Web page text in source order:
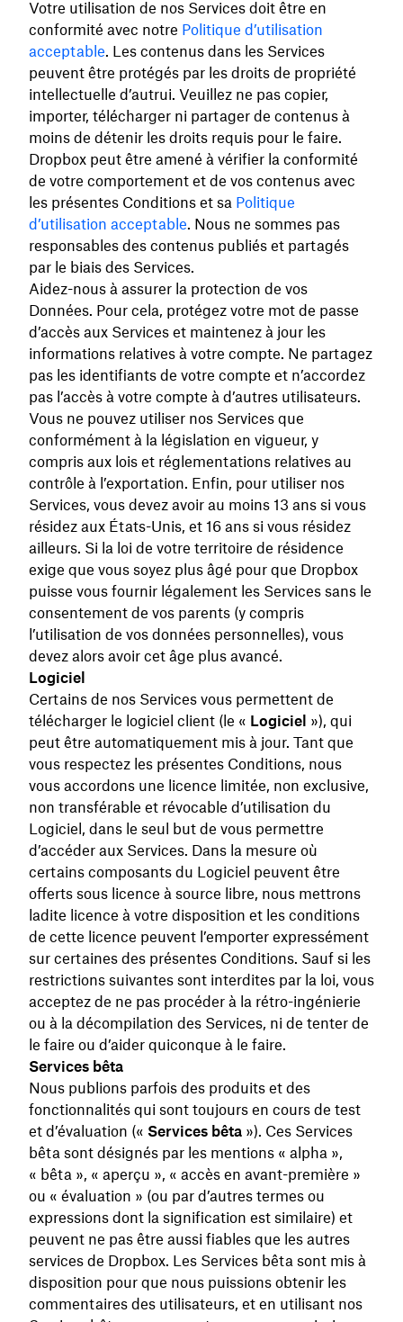
Votre utilisation de nos Services doit être en
conformité avec notre Politique d’utilisation
acceptable. Les contenus dans les Services
peuvent être protégés par les droits de propriété
intellectuelle d’autrui. Veuillez ne pas copier,
importer, télécharger ni partager de contenus à
moins de détenir les droits requis pour le faire.
Dropbox peut être amené à vérifier la conformité
de votre comportement et de vos contenus avec
les présentes Conditions et sa Politique
d’utilisation acceptable. Nous ne sommes pas
responsables des contenus publiés et partagés
par le biais des Services.
Aidez-nous à assurer la protection de vos
Données. Pour cela, protégez votre mot de passe
d’accès aux Services et maintenez à jour les
informations relatives à votre compte. Ne partagez
pas les identifiants de votre compte et n’accordez
pas l’accès à votre compte à d’autres utilisateurs.
Vous ne pouvez utiliser nos Services que
conformément à la législation en vigueur, y
compris aux lois et réglementations relatives au
contrôle à l’exportation. Enfin, pour utiliser nos
Services, vous devez avoir au moins 13 ans si vous
résidez aux États-Unis, et 16 ans si vous résidez
ailleurs. Si la loi de votre territoire de résidence
exige que vous soyez plus âgé pour que Dropbox
puisse vous fournir légalement les Services sans le
consentement de vos parents (y compris
l’utilisation de vos données personnelles), vous
devez alors avoir cet âge plus avancé.
Logiciel
Certains de nos Services vous permettent de
télécharger le logiciel client (le « Logiciel »), qui
peut être automatiquement mis à jour. Tant que
vous respectez les présentes Conditions, nous
vous accordons une licence limitée, non exclusive,
non transférable et révocable d’utilisation du
Logiciel, dans le seul but de vous permettre
d’accéder aux Services. Dans la mesure où
certains composants du Logiciel peuvent être
offerts sous licence à source libre, nous mettrons
ladite licence à votre disposition et les conditions
de cette licence peuvent l’emporter expressément
sur certaines des présentes Conditions. Sauf si les
restrictions suivantes sont interdites par la loi, vous
acceptez de ne pas procéder à la rétro-ingénierie
ou à la décompilation des Services, ni de tenter de
le faire ou d’aider quiconque à le faire.
Services bêta
Nous publions parfois des produits et des
fonctionnalités qui sont toujours en cours de test
et d’évaluation (« Services bêta »). Ces Services
bêta sont désignés par les mentions « alpha »,
« bêta », « aperçu », « accès en avant-première »
ou « évaluation » (ou par d’autres termes ou
expressions dont la signification est similaire) et
peuvent ne pas être aussi fiables que les autres
services de Dropbox. Les Services bêta sont mis à
disposition pour que nous puissions obtenir les
commentaires des utilisateurs, et en utilisant nos